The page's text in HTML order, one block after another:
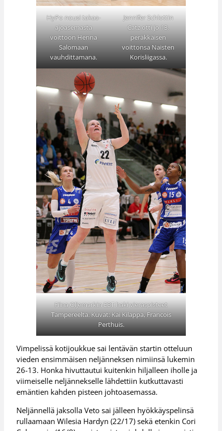
HyPo nousi takaa-
ajoasemasta
voittoon Henna
Salomaan
vauhdittamana.
Jennifer Schlottin
Catz otti jo 13.
peräkkäisen
voittonsa Naisten
Korisliigassa.
Fiina Oljemarkin EBT haki vieraspisteet
Tampereelta. Kuvat: Kai Kilappa, Francois
Perthuis.
Vimpelissä kotijoukkue sai lentävän startin otteluun
vieden ensimmäisen neljänneksen nimiinsä lukemin
26-13. Honka hivuttautui kuitenkin hiljalleen iholle ja
viimeiselle neljännekselle lähdettiin kutkuttavasti
emäntien kahden pisteen johtoasemassa.
Neljännellä jaksolla Veto sai jälleen hyökkäyspelinsä
rullaamaan Wilesia Hardyn (22/17) sekä etenkin Cori